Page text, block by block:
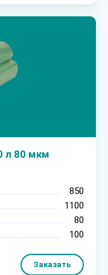
л 80 мкм
850
1100
80
100
Заказать